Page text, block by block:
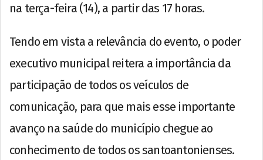
na terça-feira (14), a partir das 17 horas.
Tendo em vista a relevância do evento, o poder
executivo municipal reitera a importância da
participação de todos os veículos de
comunicação, para que mais esse importante
avanço na saúde do município chegue ao
conhecimento de todos os santoantonienses.